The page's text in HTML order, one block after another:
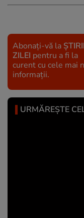
Abonați-vă la
ZILEI pentru a fi la
curent cu cele mai
informații.
URMĂREȘTE